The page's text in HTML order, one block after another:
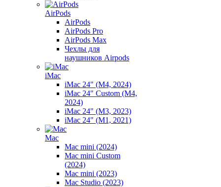
AirPods
AirPods
AirPods Pro
AirPods Max
Чехлы для
наушников Airpods
iMac
iMac 24" (M4, 2024)
iMac 24" Custom (M4,
2024)
iMac 24" (M3, 2023)
iMac 24" (M1, 2021)
Mac
Mac mini (2024)
Mac mini Custom
(2024)
Mac mini (2023)
Mac Studio (2023)